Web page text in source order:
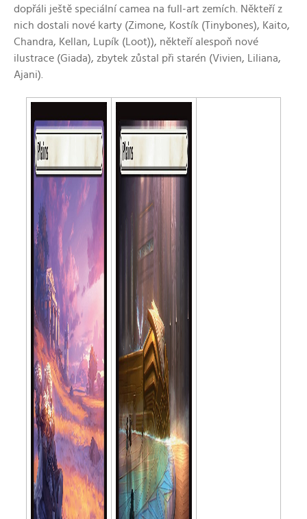
dopřáli ještě speciální camea na full-art zemích. Někteří z
nich dostali nové karty (Zimone, Kostík (Tinybones), Kaito,
Chandra, Kellan, Lupík (Loot)), někteří alespoň nové
ilustrace (Giada), zbytek zůstal při starén (Vivien, Liliana,
Ajani).